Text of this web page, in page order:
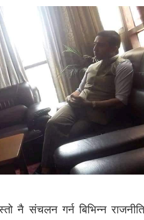
नै संचलन गर्न बिभिन्न